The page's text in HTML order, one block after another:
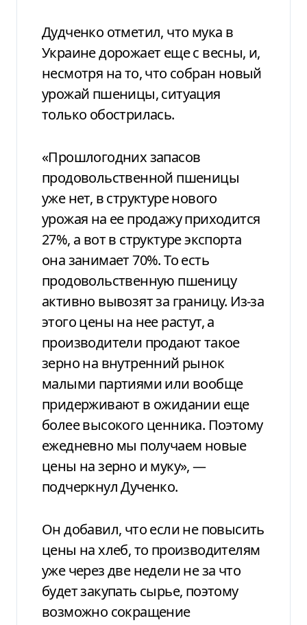
Дудченко отметил, что мука в
Украине дорожает еще с весны, и,
несмотря на то, что собран новый
урожай пшеницы, ситуация
только обострилась.
«Прошлогодних запасов
продовольственной пшеницы
уже нет, в структуре нового
урожая на ее продажу приходится
27%, а вот в структуре экспорта
она занимает 70%. То есть
продовольственную пшеницу
активно вывозят за границу. Из-за
этого цены на нее растут, а
производители продают такое
зерно на внутренний рынок
малыми партиями или вообще
придерживают в ожидании еще
более высокого ценника. Поэтому
ежедневно мы получаем новые
цены на зерно и муку», —
подчеркнул Дученко.
Он добавил, что если не повысить
цены на хлеб, то производителям
уже через две недели не за что
будет закупать сырье, поэтому
возможно сокращение